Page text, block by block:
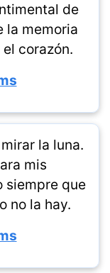
de
la memoria
corazón.
la luna.
mis
siempre que
no la hay.